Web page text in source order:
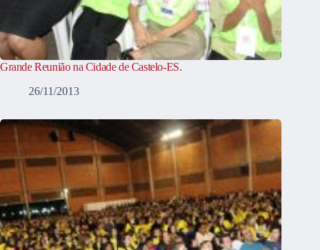
Grande Reunião na Cidade de Castelo-ES.
26/11/2013